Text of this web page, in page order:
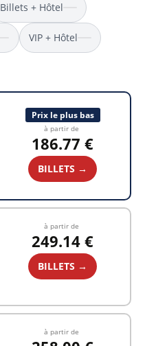
Billets + Hôtel
VIP + Hôtel
Prix le plus bas
à partir de
186.77 €
BILLETS →
à partir de
249.14 €
BILLETS →
à partir de